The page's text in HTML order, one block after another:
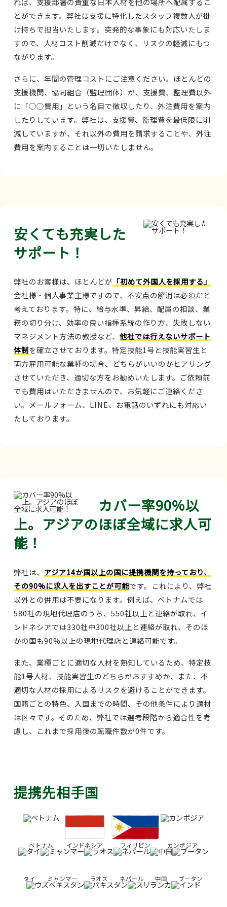
とができます。弊社は支援に特化したスタッフ複数人が掛
け持ちで担当いたします。突発的な事象にも対応いたしま
すので、人材コスト削減だけでなく、リスクの軽減にもつ
ながります。
さらに、年間の管理コストにご注意ください。ほとんどの
支援機関、協同組合（監理団体）が、支援費、監理費以外
に「○○費用」という名目で徴収したり、外注費用を案内
したりしています。弊社は、支援費、監理費を最低限に削
減していますが、それ以外の費用を請求することや、外注
費用を案内することは一切いたしません。
安くても充実した
サポート！
弊社のお客様は、ほとんどが 「初めて外国人を採用する」
会社様・個人事業主様ですので、不安点の解消は必須だと
考えております。特に、給与水準、昇給、配属の相談、業
務の切り分け、効率の良い指揮系統の作り方、失敗しない
マネジメント方法の教授など、 他社では行えないサポート
体制を確立させております。特定技能1号と技能実習生と
両方雇用可能な業種の場合、どちらがいいのかヒアリング
させていただき、適切な方をお勧めいたします。ご依頼前
でも費用はいただきませんので、お気軽にご連絡くださ
い。メールフォーム、LINE、お電話のいずれにも対応い
たしております。
カバー率90%以
上。アジアのほぼ全域に求人可
能！
弊社は、 アジア14か国以上の国に提携機関を持っており、
その90%に求人を出すことが可能です。これにより、弊社
以外との併用は不要になります。例えば、ベトナムでは
580社の現地代理店のうち、550社以上と連絡が取れ、イ
ンドネシアでは330社中300社以上と連絡が取れ、そのほ
かの国も90%以上の現地代理店と連絡可能です。
また、業種ごとに適切な人材を熟知しているため、特定技
能1号人材、技能実習生のどちらがおすすめか、また、不
適切な人材の採用によるリスクを避けることができます。
国籍ごとの特色、入国までの時間、その他条件により適材
は区々です。そのため、弊社では選考段階から適合性を考
慮し、これまで採用後の転職件数が0件です。
提携先相手国
ベトナム インドネシア フィリピン カンボジア
タイ ミャンマー ラオス ネパール 中国 ブータン